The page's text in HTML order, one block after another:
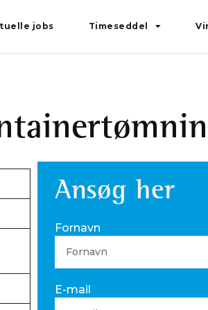
jobs Timeseddel
Ansøg her
Fornavn
E-mail